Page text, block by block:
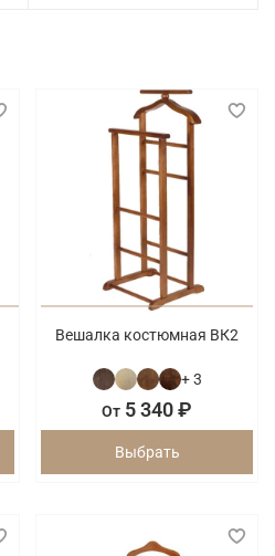
Вешалка костюмная ВК2
+ 3
От 5 340 ₽
Выбрать